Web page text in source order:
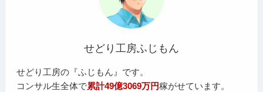
せどり工房ふじもん
せどり工房の『ふじもん』です。
コンサル生全体で累計49億3069万円稼がせています。